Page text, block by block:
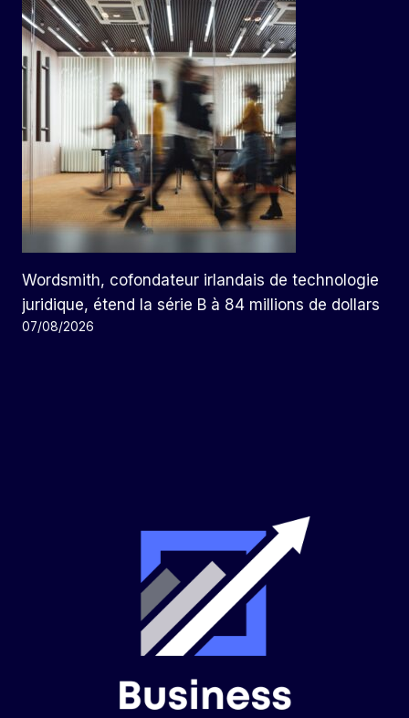
Wordsmith, cofondateur irlandais de technologie
juridique, étend la série B à 84 millions de dollars
07/08/2026